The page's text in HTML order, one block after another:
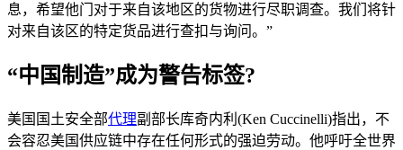
息，希望他门对于来自该地区的货物进行尽职调查。我们将针
对来自该区的特定货品进行查扣与询问。”
“中国制造”成为警告标签?
美国国土安全部代理副部长库奇内利(Ken Cuccinelli)指出，不
会容忍美国供应链中存在任何形式的强迫劳动。他呼吁全世界